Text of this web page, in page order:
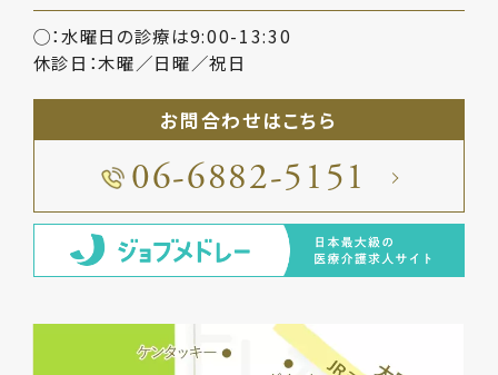
◯：水曜日の診療は9:00-13:30
休診日：木曜／日曜／祝日
お問合わせはこちら
06-6882-5151